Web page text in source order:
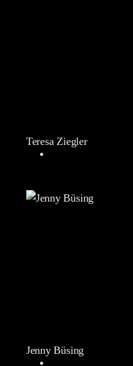
Teresa Ziegler
Jenny Büsing